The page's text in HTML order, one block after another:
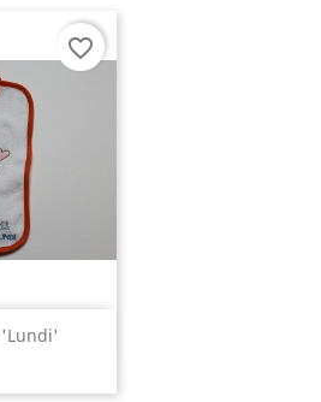
'lundi'
favorite_border